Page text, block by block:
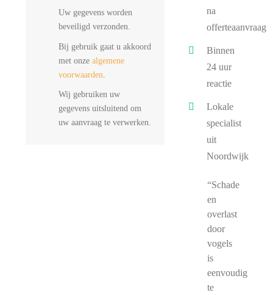
Uw gegevens worden
beveiligd verzonden.
Bij gebruik gaat u akkoord
met onze algemene
voorwaarden
Wij gebruiken uw
gegevens uitsluitend om
uw aanvraag te verwerken.
na
offerteaanvraag
Binnen
24 uur
reactie
Lokale
specialist
uit
Noordwijk
“Schade
en
overlast
door
vogels
is
eenvoudig
te